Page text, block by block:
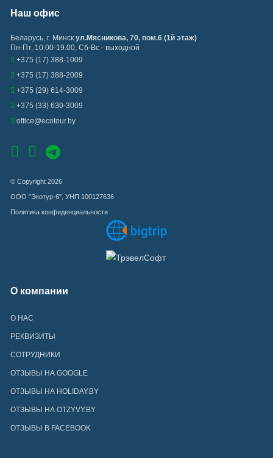
Наш офис
Беларусь, г. Минск ул.Мясникова, 70, пом.6 (1й этаж)
Пн-Пт, 10.00-19.00, Сб-Вс - выходной
+375 (17) 388-1009
+375 (17) 388-2009
+375 (29) 614-3009
+375 (33) 630-3009
office@ecotour.by
© Copyright 2026
ООО "Экотур-6", УНП 100127636
Политика конфиденциальности
О компании
О НАС
РЕКВИЗИТЫ
СОТРУДНИКИ
ОТЗЫВЫ НА GOOGLE
ОТЗЫВЫ НА HOLIDAY.BY
ОТЗЫВЫ НА OTZYVY.BY
ОТЗЫВЫ В FACEBOOK